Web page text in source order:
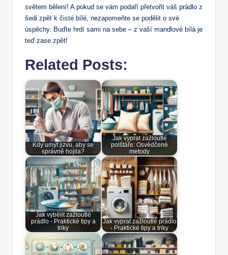
světem bělení! A pokud se vám podaří přetvořit váš prádlo z
šedi zpět k čisté bílé, nezapomeňte se podělit o své
úspěchy. Buďte hrdí sami na sebe – z vaší mandlové bílá je
teď zase zpět!
Related Posts:
Kdy umýt jizvu, aby se
správně hojila?
Jak vyprat zažloutlé
polštáře: Osvědčené
metody
Jak vybělit zažloutlé
prádlo - Praktické tipy a
triky
Jak vyprat zažloutlé prádlo
- Praktické tipy a triky